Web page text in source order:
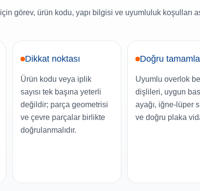
görev, ürün kodu, yapı bilgisi ve uyumluluk koşulları
Dikkat noktası
Ürün kodu veya iplik
sayısı tek başına yeterli
değildir; parça geometrisi
ve çevre parçalar birlikte
doğrulanmalıdır.
Doğru
Uyumlu overlok
dişlileri, uygun
ayağı, iğne-lüper
ve doğru plaka